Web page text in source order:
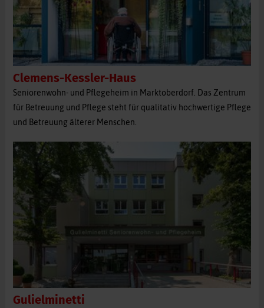
Clemens-Kessler-Haus
Seniorenwohn- und Pflegeheim in Marktoberdorf. Das Zentrum
für Betreuung und Pflege steht für qualitativ hochwertige Pflege
und Betreuung älterer Menschen.
Gulielminetti